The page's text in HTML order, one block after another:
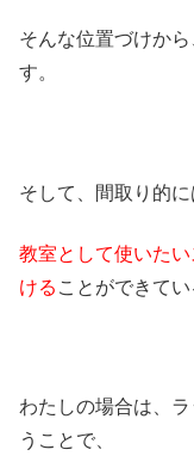
そんな位置づけか
す。
そして、間取り的に
教室として使いた
ける ことができてい
わたしの場合は、
うことで、